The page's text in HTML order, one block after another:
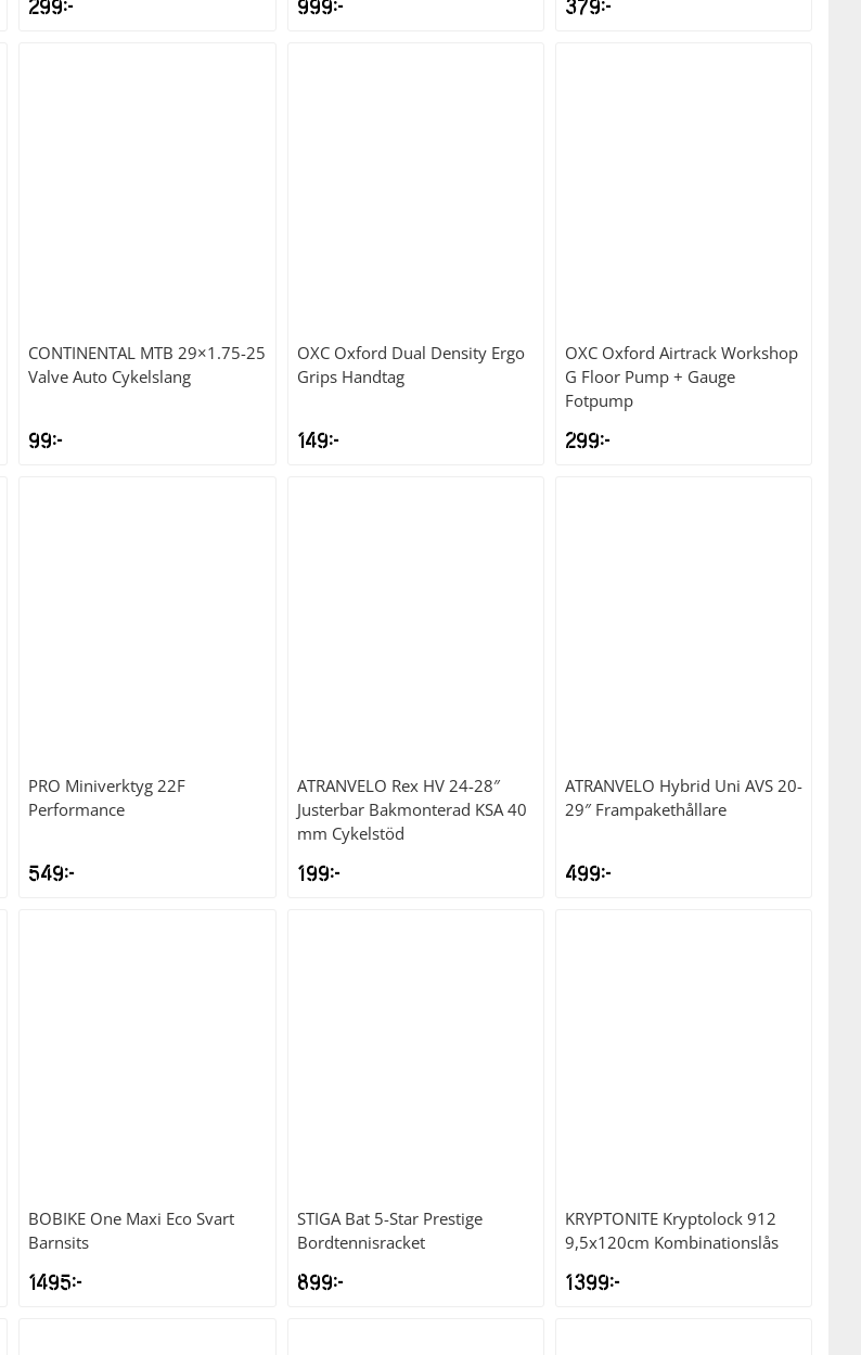
299kr 999kr 379kr
CONTINENTAL MTB 29×1.75-25
Valve Auto Cykelslang
99kr
OXC Oxford Dual Density Ergo
Grips Handtag
149kr
OXC Oxford Airtrack Workshop
G Floor Pump + Gauge
Fotpump
299kr
PRO Miniverktyg 22F
Performance
549kr
ATRANVELO Rex HV 24-28″
Justerbar Bakmonterad KSA 40
mm Cykelstöd
199kr
ATRANVELO Hybrid Uni AVS 20-
29″ Frampakethållare
499kr
BOBIKE One Maxi Eco Svart
Barnsits
1495kr
STIGA Bat 5-Star Prestige
Bordtennisracket
899kr
KRYPTONITE Kryptolock 912
9,5x120cm Kombinationslås
1399kr